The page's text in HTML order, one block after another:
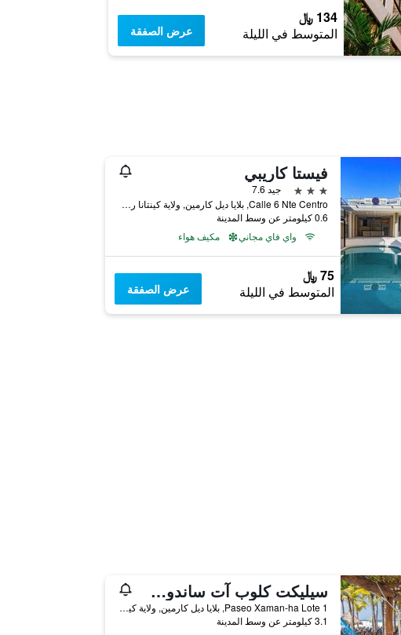
134 ﷼
المتوسط في الليلة عرض الصفقة
فيستا كاريبي
3 نجوم
جيد 7.6
Calle 6 Nte Centro, بلايا ديل كارمين, ولاية كينتانا رو, المكسيك
0.6 كيلومتر عن وسط المدينة
واي فاي مجاني
مكيف هواء
75 ﷼
المتوسط في الليلة عرض الصفقة
سيليكت كلوب آت ساندوس بلاياكا ر ا ومل جميع كلسدفت - لدالغس أونلي أريا
Paseo Xaman-ha Lote 1, بلايا ديل كارمين, ولاية كينتانا رو, المكسيك
3.1 كيلومتر عن وسط المدينة